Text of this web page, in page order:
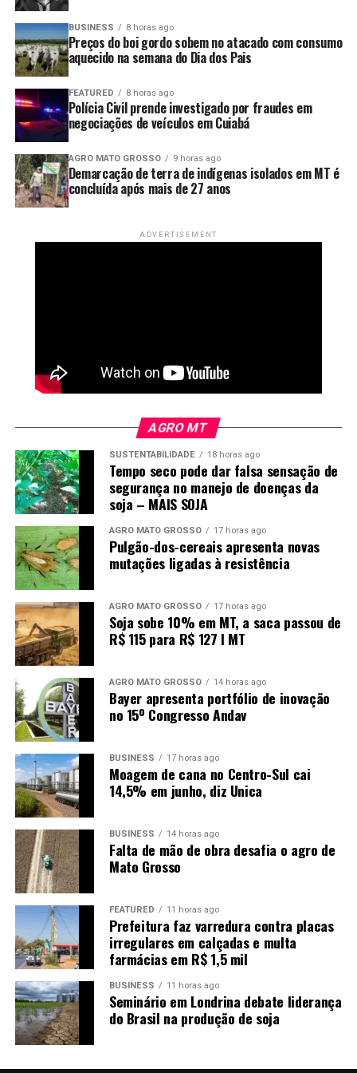
convertia em advertência multas aplicadas por
descumprimento da política de pisos mínimos do frete.
O governo argumenta que a medida representa anistia
de penalidades administrativas e renúncia de receita
sem estimativa de impacto financeiro.
Os vetos serão analisados pelo Congresso Nacional, que
poderá mantê-los ou derrubá-los. Até lá, permanecem
em vigor os trechos sancionados da lei, incluindo as
regras de fiscalização do piso mínimo do frete e o uso do
BUSINESS 8 horas ago
Preços do boi gordo sobem no atacado com consumo
aquecido na semana do Dia dos Pais
FEATURED 8 horas ago
Polícia Civil prende investigado por fraudes em
negociações de veículos em Cuiabá
AGRO MATO GROSSO 9 horas ago
Demarcação de terra de indígenas isolados em MT é
concluída após mais de 27 anos
ADVERTISEMENT
AGRO MT
SUSTENTABILIDADE 18 horas ago
Tempo seco pode dar falsa sensação de
segurança no manejo de doenças da
soja – MAIS SOJA
AGRO MATO GROSSO 17 horas ago
Pulgão-dos-cereais apresenta novas
mutações ligadas à resistência
AGRO MATO GROSSO 17 horas ago
Soja sobe 10% em MT, a saca passou de
R$ 115 para R$ 127 I MT
AGRO MATO GROSSO 14 horas ago
Bayer apresenta portfólio de inovação
no 15º Congresso Andav
BUSINESS 17 horas ago
Moagem de cana no Centro-Sul cai
14,5% em junho, diz Unica
BUSINESS 14 horas ago
Falta de mão de obra desafia o agro de
Mato Grosso
FEATURED 11 horas ago
Prefeitura faz varredura contra placas
irregulares em calçadas e multa
farmácias em R$ 1,5 mil
BUSINESS 11 horas ago
Seminário em Londrina debate liderança
do Brasil na produção de soja